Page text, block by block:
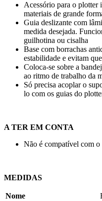
Acessório para o
materiais de grande
Guia deslizante com
medida desejada.
guilhotina ou cisalha
Base com borrachas
estabilidade e evitam
Coloca-se sobre a
ao ritmo de trabalho da
Só precisa acoplar o
lo com os guias do
A TER EM CONTA
Não é compatível com
MEDIDAS
Nome